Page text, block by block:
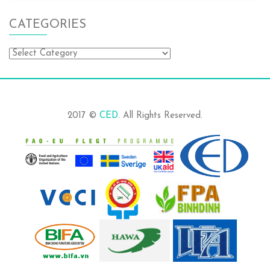
CATEGORIES
Categories
2017 © CED. All Rights Reserved.